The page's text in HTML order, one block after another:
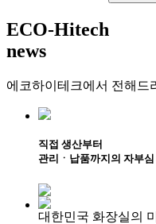
ECO-Hitech
news
에코하이테크에서 전해드
직접 생산부터
관리ㆍ납품까지의 자부심
대한민국 화장실의